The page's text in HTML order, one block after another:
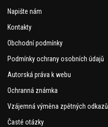
Napište nám
Kontakty
Obchodní podmínky
Podmínky ochrany osobních údajů
Autorská práva k webu
Ochranná známka
Vzájemná výměna zpětných odkazů
Časté otázky